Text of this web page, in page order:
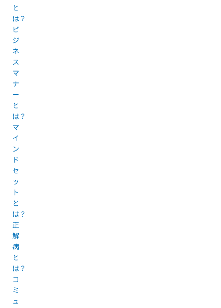
と
は？
ビ
ジ
ネ
ス
マ
ナ
ー
と
は？
マ
イ
ン
ド
セ
ッ
ト
と
は？
正
解
病
と
は？
コ
ミ
ュ